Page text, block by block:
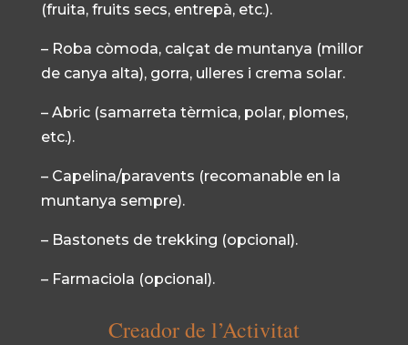
(fruita, fruits secs, entrepà, etc.).
– Roba còmoda, calçat de muntanya (millor
de canya alta), gorra, ulleres i crema solar.
– Abric (samarreta tèrmica, polar, plomes,
etc.).
– Capelina/paravents (recomanable en la
muntanya sempre).
– Bastonets de trekking (opcional).
– Farmaciola (opcional).
Creador de l’Activitat